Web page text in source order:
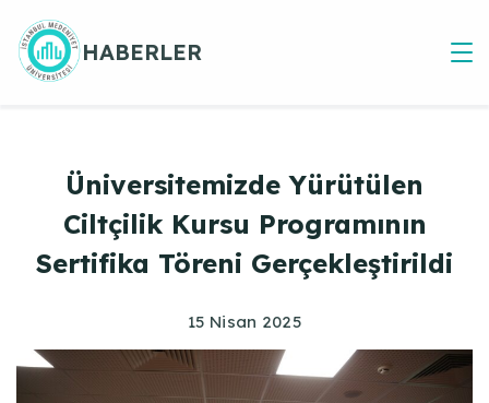
Skip
to
content
HABERLER
Üniversitemizde Yürütülen
Ciltçilik Kursu Programının
Sertifika Töreni Gerçekleştirildi
15 Nisan 2025